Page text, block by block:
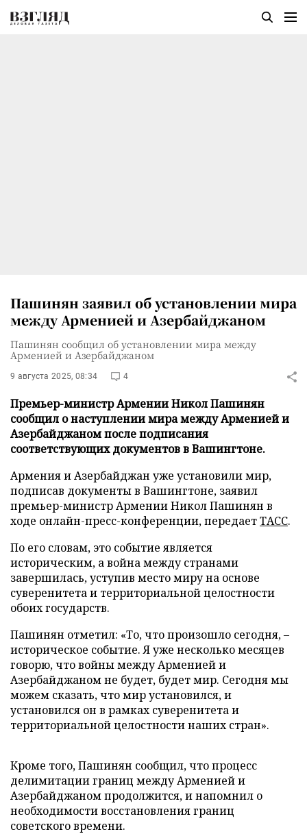
Пашинян заявил об установлении мира
между Арменией и Азербайджаном
Пашинян сообщил об установлении мира между
Арменией и Азербайджаном
9 августа 2025, 08:34 4
Премьер-министр Армении Никол Пашинян
сообщил о наступлении мира между Арменией и
Азербайджаном после подписания
соответствующих документов в Вашингтоне.
Армения и Азербайджан уже установили мир,
подписав документы в Вашингтоне, заявил
премьер-министр Армении Никол Пашинян в
ходе онлайн-пресс-конференции, передаетТАСС.
По его словам, это событие является
историческим, а война между странами
завершилась, уступив место миру на основе
суверенитета и территориальной целостности
обоих государств.
Пашинян отметил: «То, что произошло сегодня, –
историческое событие. Я уже несколько месяцев
говорю, что войны между Арменией и
Азербайджаном не будет, будет мир. Сегодня мы
можем сказать, что мир установился, и
установился он в рамках суверенитета и
территориальной целостности наших стран».
Кроме того, Пашинян сообщил, что процесс
делимитации границ между Арменией и
Азербайджаном продолжится, и напомнил о
необходимости восстановления границ
советского времени.